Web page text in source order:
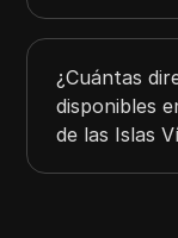
¿Cuántas
disponibles
de las Islas